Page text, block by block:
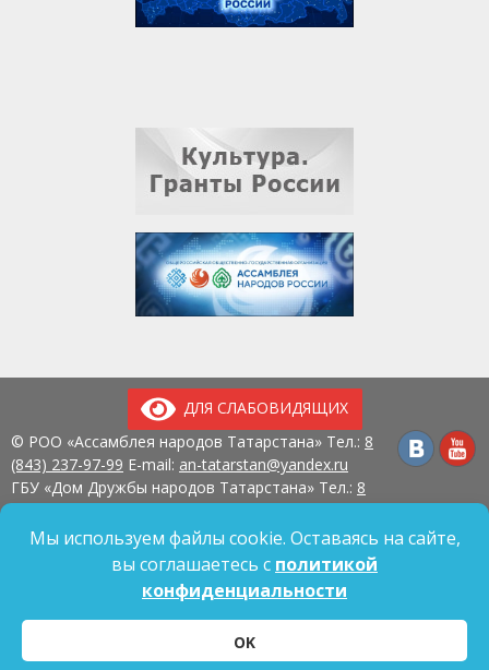
ДЛЯ СЛАБОВИДЯЩИХ
© РОО «Ассамблея народов Татарстана» Тел.: 8
(843) 237-97-99 E-mail: an-tatarstan@yandex.ru
ГБУ «Дом Дружбы народов Татарстана» Тел.: 8
420107, г. Казань, ул. Павлюхина, д. 57
Политика обработки персональных данных
Согласие на обработку персональных данных
Мы используем файлы cookie. Оставаясь на сайте,
вы соглашаетесь с политикой
конфиденциальности
OK